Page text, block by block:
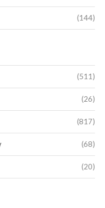
(144)
(511)
(26)
(817)
(68)
(20)